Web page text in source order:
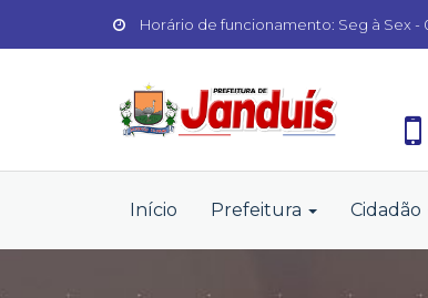
Horário de funcionamento: Seg à Sex -
Início Prefeitura Cidadão